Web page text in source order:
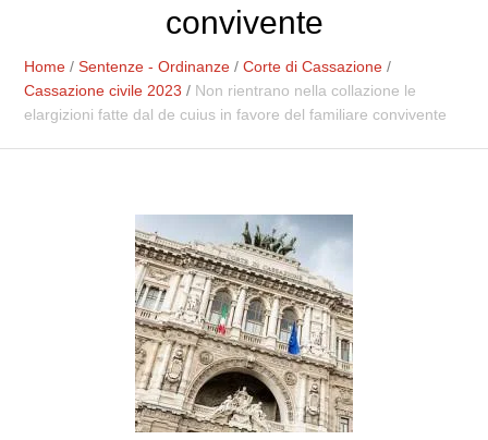
convivente
Home /Sentenze - Ordinanze /Corte di Cassazione /
Cassazione civile 2023 / Non rientrano nella collazione le
elargizioni fatte dal de cuius in favore del familiare convivente